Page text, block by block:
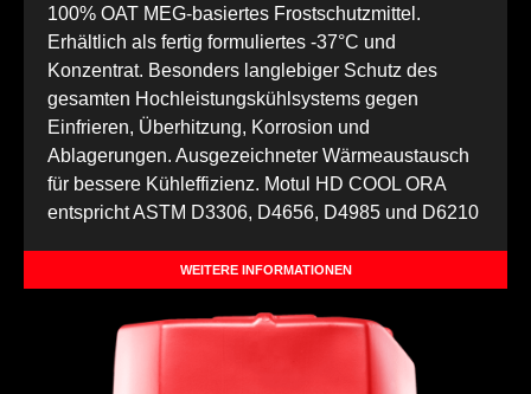
100% OAT MEG-basiertes Frostschutzmittel.
Erhältlich als fertig formuliertes -37°C und
Konzentrat. Besonders langlebiger Schutz des
gesamten Hochleistungskühlsystems gegen
Einfrieren, Überhitzung, Korrosion und
Ablagerungen. Ausgezeichneter Wärmeaustausch
für bessere Kühleffizienz. Motul HD COOL ORA
entspricht ASTM D3306, D4656, D4985 und D6210
WEITERE INFORMATIONEN